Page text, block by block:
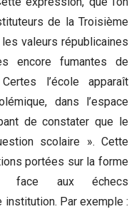
de la Troisième
valeurs républicaines
encore fumantes de
l’école apparaît
dans l’espace
de constater que le
scolaire ». Cette
portées sur la forme
face aux échecs
Par exemple :